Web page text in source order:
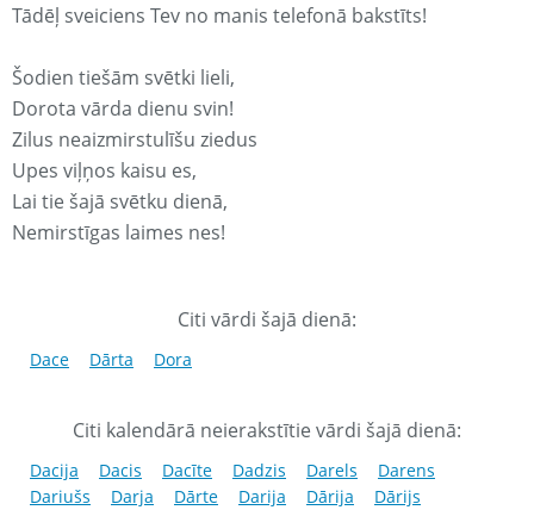
Tādēļ sveiciens Tev no manis telefonā bakstīts!
Šodien tiešām svētki lieli,
Dorota vārda dienu svin!
Zilus neaizmirstulīšu ziedus
Upes viļņos kaisu es,
Lai tie šajā svētku dienā,
Nemirstīgas laimes nes!
Citi vārdi šajā dienā:
Dace Dārta Dora
Citi kalendārā neierakstītie vārdi šajā dienā:
Dacija Dacis Dacīte Dadzis Darels
Darens
Dariušs
Darja Dārte Darija Dārija
Dārijs